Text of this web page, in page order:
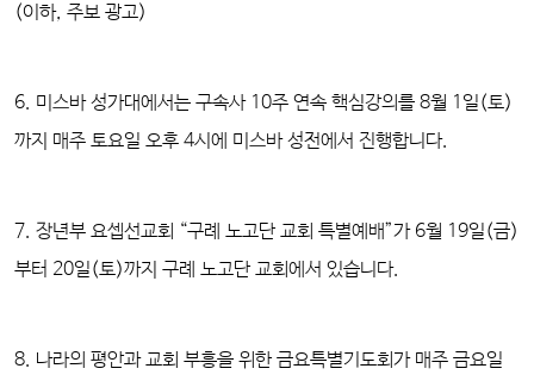
(이하, 주보 광고)
6. 미스바 성가대에서는 구속사 10주 연속 핵심강의를 8월 1일(토)
까지 매주 토요일 오후 4시에 미스바 성전에서 진행합니다.
7. 장년부 요셉선교회 “구례 노고단 교회 특별예배”가 6월 19일(금)
부터 20일(토)까지 구례 노고단 교회에서 있습니다.
8. 나라의 평안과 교회 부흥을 위한 금요특별기도회가 매주 금요일